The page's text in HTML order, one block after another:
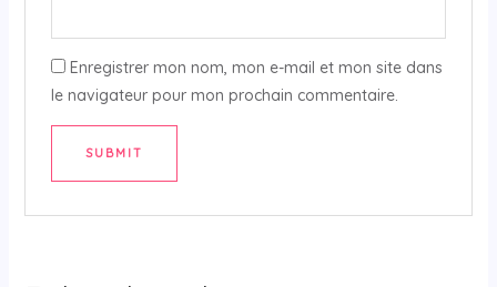
Enregistrer mon nom, mon e-mail et mon site dans
le navigateur pour mon prochain commentaire.